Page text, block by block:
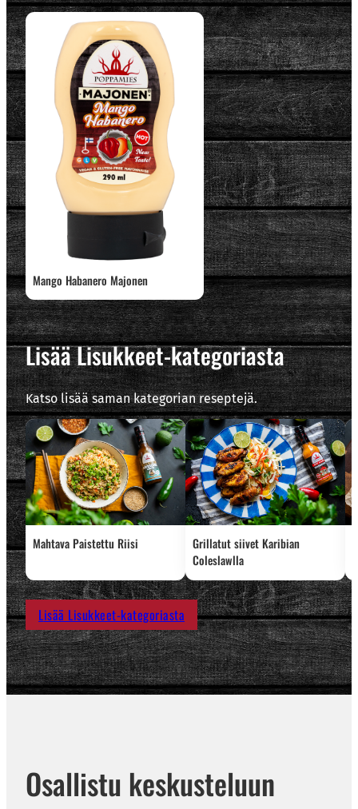
Mango Habanero Majonen
Lisää Lisukkeet-kategoriasta
Katso lisää saman kategorian reseptejä.
Mahtava Paistettu Riisi
Grillatut siivet Karibian
Coleslawlla
Lisää Lisukkeet-kategoriasta
Osallistu keskusteluun